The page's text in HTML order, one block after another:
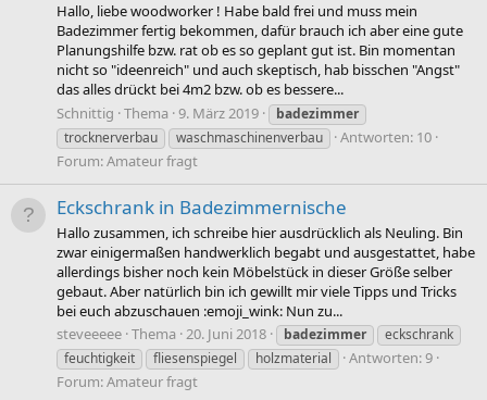
Hallo, liebe woodworker ! Habe bald frei und muss mein
Badezimmer fertig bekommen, dafür brauch ich aber eine gute
Planungshilfe bzw. rat ob es so geplant gut ist. Bin momentan
nicht so "ideenreich" und auch skeptisch, hab bisschen "Angst"
das alles drückt bei 4m2 bzw. ob es bessere...
Schnittig Thema 9. März 2019
badezimmer
trocknerverbau
waschmaschinenverbau
Antworten: 10
Forum:Amateur fragt
Eckschrank in Badezimmernische
Hallo zusammen, ich schreibe hier ausdrücklich als Neuling. Bin
zwar einigermaßen handwerklich begabt und ausgestattet, habe
allerdings bisher noch kein Möbelstück in dieser Größe selber
gebaut. Aber natürlich bin ich gewillt mir viele Tipps und Tricks
bei euch abzuschauen :emoji_wink: Nun zu...
steveeeee Thema 20. Juni 2018 badezimmer
eckschrank
feuchtigkeit
fliesenspiegel holzmaterial
Antworten: 9
Forum:Amateur fragt